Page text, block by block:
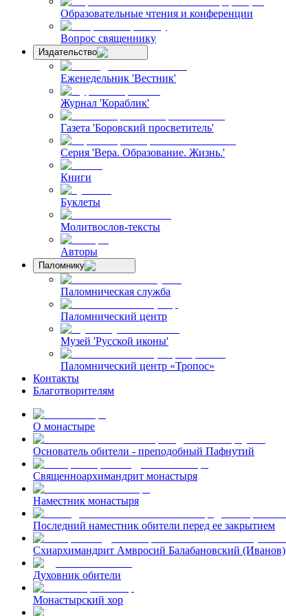
Образовательные чтения и конференции
Вопрос священнику
Издательство
Еженедельник 'Вестник'
Журнал 'Кораблик'
Газета 'Боровский просветитель'
Серия 'Вера. Образование. Жизнь.'
Книги
Буклеты
Молитвослов-тексты
Авторы
Паломнику
Паломническая служба
Паломнический центр
Музей 'Русской иконы'
Паломнический центр «Тропос»
Контакты
Благотворителям
О монастыре
Основатель обители - преподобный Пафнутий
Священноархимандрит монастыря
Наместник монастыря
Последний наместник обители перед ее закрытием
Схиархимандрит Амвросий Балабановский (Иванов)
Духовник обители
Монастырский хор